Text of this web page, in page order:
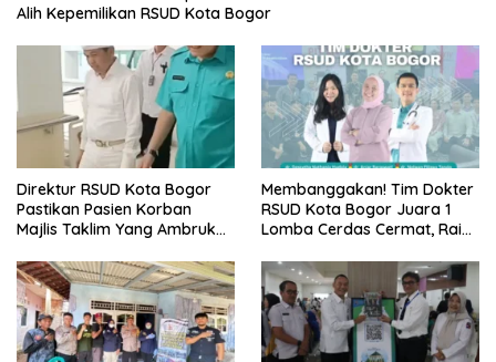
Alih Kepemilikan RSUD Kota Bogor
Direktur RSUD Kota Bogor
Pastikan Pasien Korban
Majlis Taklim Yang Ambruk
Perawatan Maksimal
Membanggakan! Tim Dokter
RSUD Kota Bogor Juara 1
Lomba Cerdas Cermat, Raih
Se-Bogor